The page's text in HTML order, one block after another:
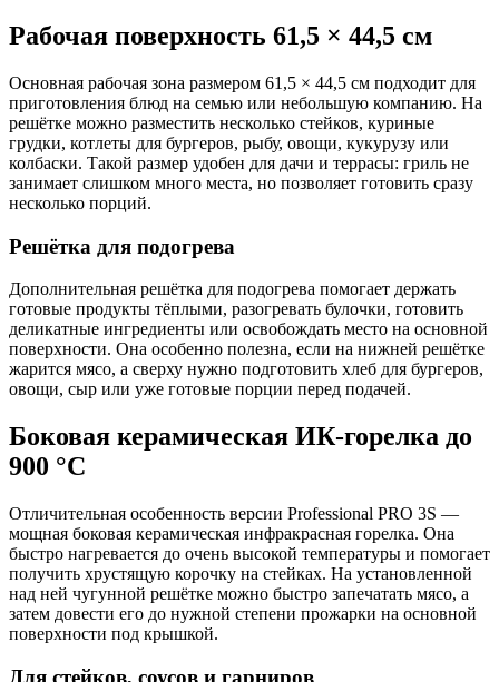
Рабочая поверхность 61,5 × 44,5 см
Основная рабочая зона размером 61,5 × 44,5 см подходит для
приготовления блюд на семью или небольшую компанию. На
решётке можно разместить несколько стейков, куриные
грудки, котлеты для бургеров, рыбу, овощи, кукурузу или
колбаски. Такой размер удобен для дачи и террасы: гриль не
занимает слишком много места, но позволяет готовить сразу
несколько порций.
Решётка для подогрева
Дополнительная решётка для подогрева помогает держать
готовые продукты тёплыми, разогревать булочки, готовить
деликатные ингредиенты или освобождать место на основной
поверхности. Она особенно полезна, если на нижней решётке
жарится мясо, а сверху нужно подготовить хлеб для бургеров,
овощи, сыр или уже готовые порции перед подачей.
Боковая керамическая ИК-горелка до
900 °C
Отличительная особенность версии Professional PRO 3S —
мощная боковая керамическая инфракрасная горелка. Она
быстро нагревается до очень высокой температуры и помогает
получить хрустящую корочку на стейках. На установленной
над ней чугунной решётке можно быстро запечатать мясо, а
затем довести его до нужной степени прожарки на основной
поверхности под крышкой.
Для стейков, соусов и гарниров